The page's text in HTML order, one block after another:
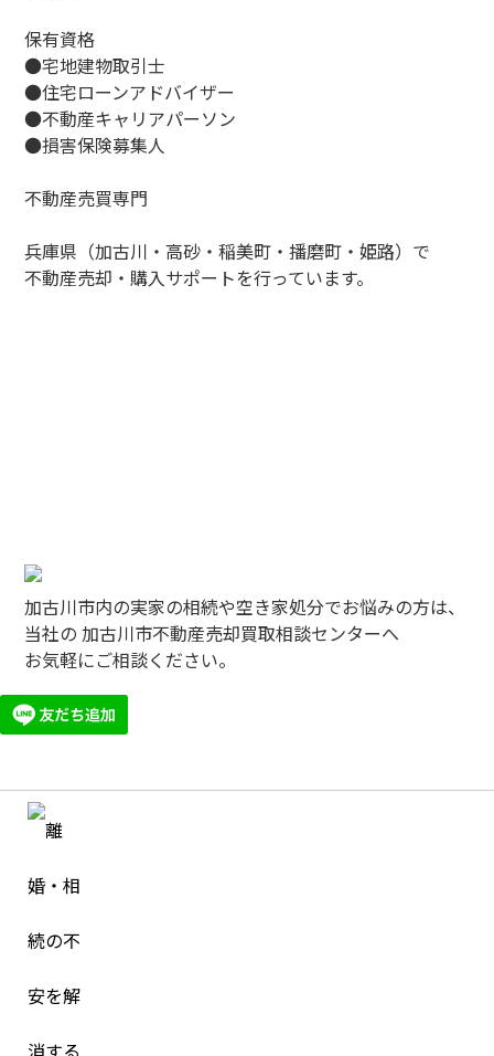
保有資格
●宅地建物取引士
●住宅ローンアドバイザー
●不動産キャリアパーソン
●損害保険募集人
不動産売買専門
兵庫県（加古川・高砂・稲美町・播磨町・姫路）で
不動産売却・購入サポートを行っています。
加古川市内の実家の相続や空き家処分でお悩みの方は、
当社の 加古川市不動産売却買取相談センターへ
お気軽にご相談ください。